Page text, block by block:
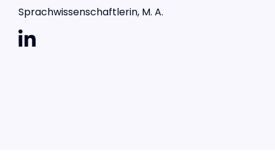
Sprachwissenschaftlerin, M. A.